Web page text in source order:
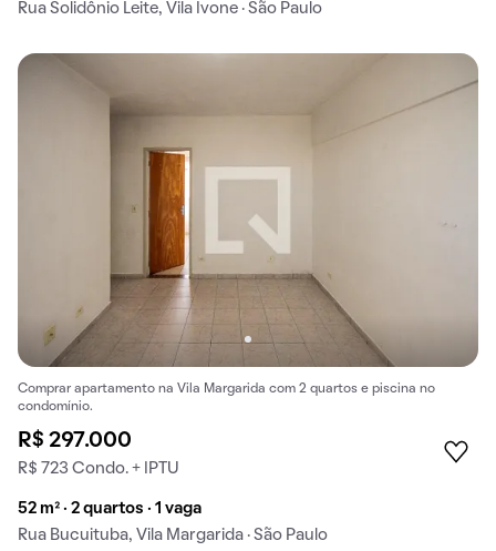
Rua Solidônio Leite, Vila Ivone · São Paulo
Comprar apartamento na Vila Margarida com 2 quartos e piscina no
condomínio.
R$ 297.000
R$ 723 Condo. + IPTU
52 m² · 2 quartos · 1 vaga
Rua Bucuituba, Vila Margarida · São Paulo